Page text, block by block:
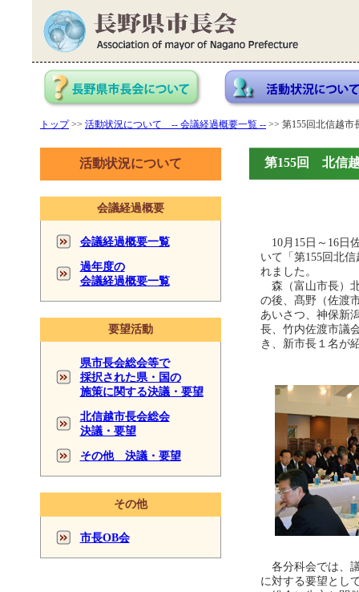
トップ>> 活動状況について -- 会議経過概要一覧 -- >> 第155回北信越
活動状況について
会議経過概要
会議経過概要一覧
過年度の
会議経過概要一覧
要望活動
県市長会総会等で
採択された県・国の
施策に関する決議・要望
北信越市長会総会
決議・要望
その他 決議・要望
その他
市長OB会
第155回 北信
10月15日～16日
いて「第155回北
れました。
森（富山市長）
の後、髙野（佐渡
あいさつ、神保新
長、竹内佐渡市議
き、新市長１名が
各分科会では、
に対する要望とし